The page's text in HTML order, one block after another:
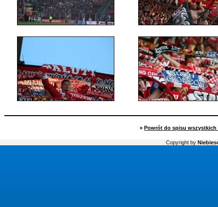
» Powrót do spisu wszystkich
Copyright by